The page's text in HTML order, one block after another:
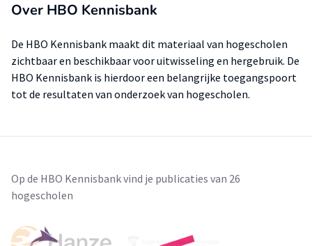
Over HBO Kennisbank
De HBO Kennisbank maakt dit materiaal van hogescholen
zichtbaar en beschikbaar voor uitwisseling en hergebruik. De
HBO Kennisbank is hierdoor een belangrijke toegangspoort
tot de resultaten van onderzoek van hogescholen.
Op de HBO Kennisbank vind je publicaties van 26
hogescholen